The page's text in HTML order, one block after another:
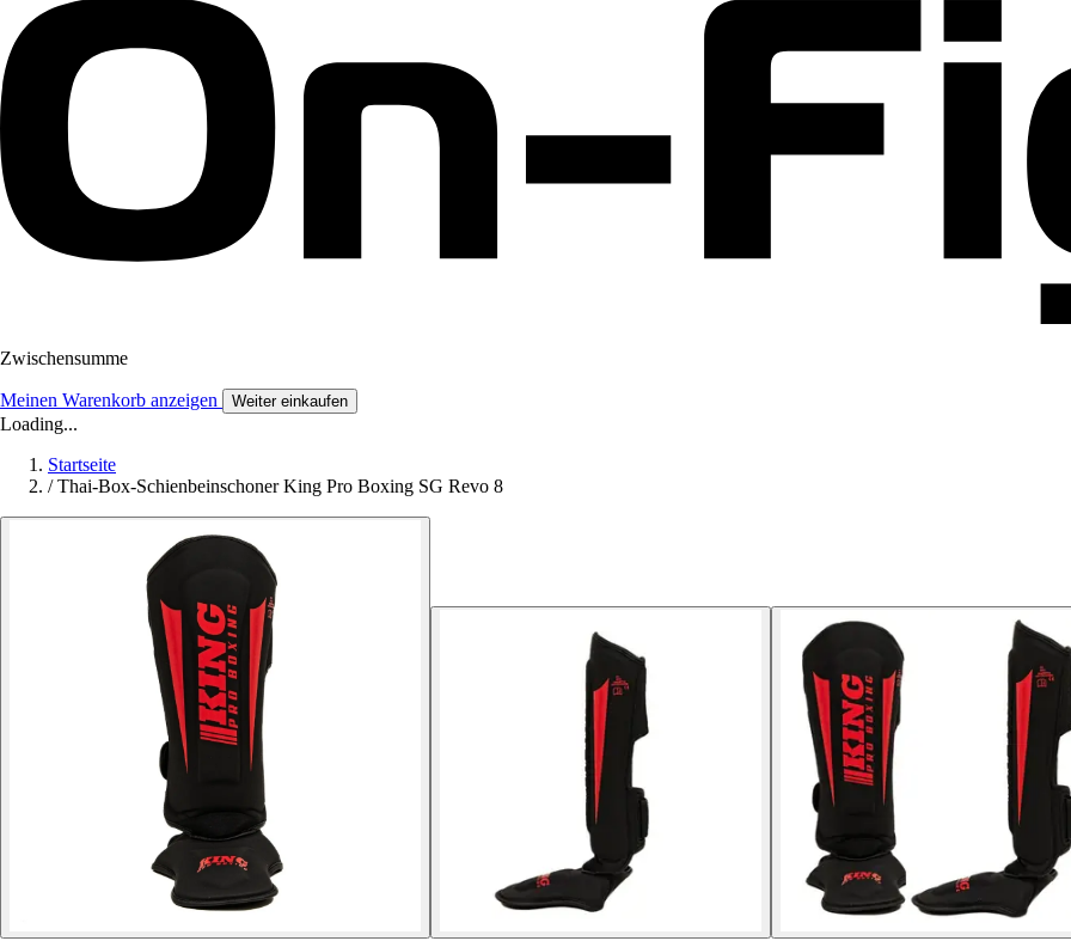
Zwischensumme
Meinen Warenkorb anzeigen Weiter einkaufen
Loading...
Startseite
/ Thai-Box-Schienbeinschoner King Pro Boxing SG Revo 8